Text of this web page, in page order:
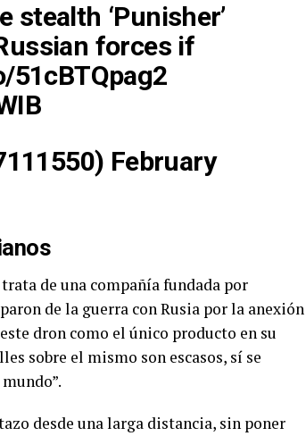
‘Punisher’
forces if
51cBTQpag2
February
de una compañía fundada por
de la guerra con Rusia por la anexión
dron como el único producto en su
sobre el mismo son escasos, sí se
desde una larga distancia, sin poner